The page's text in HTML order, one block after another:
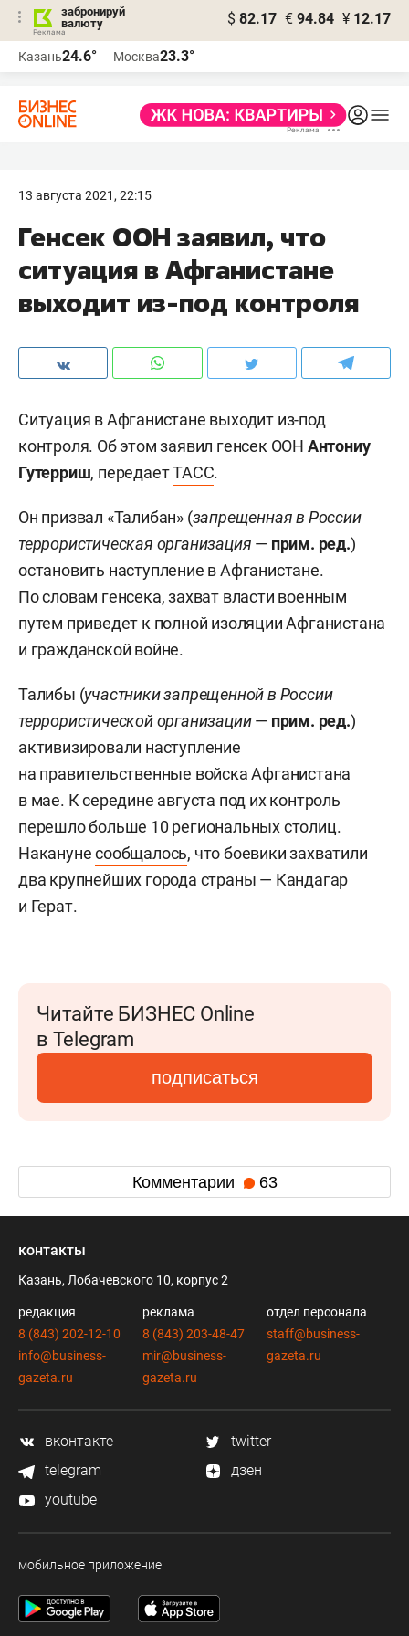
забронируй
валюту
$ 82.17 € 94.84 ¥ 12.17
Казань24.6° Москва23.3°
13 августа 2021, 22:15
Генсек ООН заявил, что
ситуация в Афганистане
выходит из-под контроля
Ситуация в Афганистане выходит из-под
контроля. Об этом заявил генсек ООН Антониу
Гутерриш, передаетТАСС.
Он призвал «Талибан» (запрещенная в России
террористическая организация — прим. ред.)
остановить наступление в Афганистане.
По словам генсека, захват власти военным
путем приведет к полной изоляции Афганистана
и гражданской войне.
Талибы (участникизапрещенной в России
террористической организации— прим. ред.)
активизировали наступление
на правительственные войска Афганистана
в мае. К середине августа под их контроль
перешло больше 10 региональных столиц.
Наканунесообщалось, что боевики захватили
два крупнейших города страны — Кандагар
и Герат.
Читайте БИЗНЕС Online
в Telegram
подписаться
Комментарии 63
контакты
Казань, Лобачевского 10, корпус 2
редакция
8 (843) 202-12-10
info@business-
gazeta.ru
реклама
8 (843) 203-48-47
mir@business-
gazeta.ru
отдел персонала
staff@business-
gazeta.ru
вконтакте
twitter
telegram
дзен
youtube
мобильное приложение